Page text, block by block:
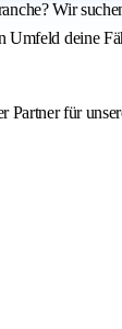
Wir
Umfeld deine
Partner für